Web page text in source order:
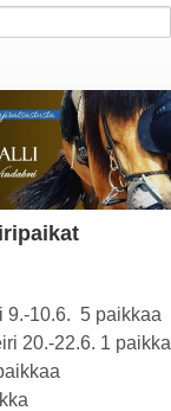
9.-10.6. 5 paikkaa
20.-22.6. 1 paikka